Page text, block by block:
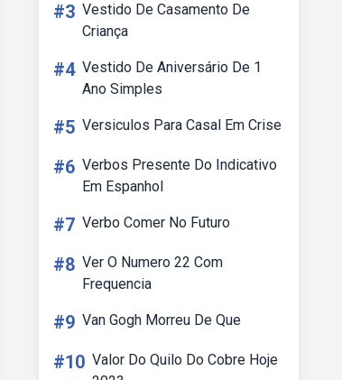
#3 Vestido De Casamento De
Criança
#4 Vestido De Aniversário De 1
Ano Simples
#5 Versiculos Para Casal Em Crise
#6 Verbos Presente Do Indicativo
Em Espanhol
#7 Verbo Comer No Futuro
#8 Ver O Numero 22 Com
Frequencia
#9 Van Gogh Morreu De Que
#10 Valor Do Quilo Do Cobre Hoje